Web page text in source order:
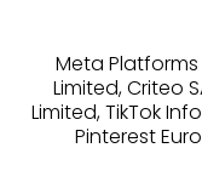
Alle Preise inkl. MwSt.,
Meta
Limited, Criteo
Limited, TikTok
Pinterest